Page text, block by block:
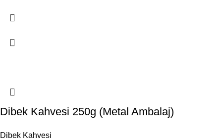
Dibek Kahvesi 250g (Metal Ambalaj)
Dibek Kahvesi